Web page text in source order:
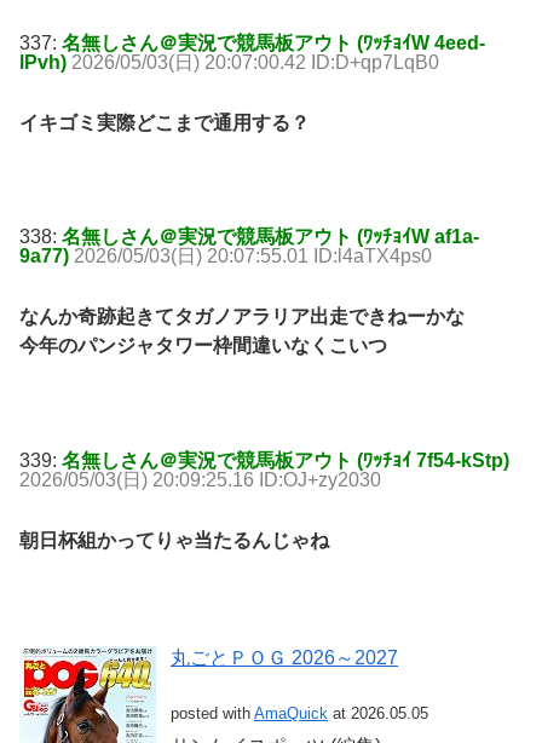
337: 名無しさん＠実況で競馬板アウト (ﾜｯﾁｮｲW 4eed-
lPvh) 2026/05/03(日) 20:07:00.42 ID:D+qp7LqB0
イキゴミ実際どこまで通用する？
338: 名無しさん＠実況で競馬板アウト (ﾜｯﾁｮｲW af1a-
9a77) 2026/05/03(日) 20:07:55.01 ID:l4aTX4ps0
なんか奇跡起きてタガノアラリア出走できねーかな
今年のパンジャタワー枠間違いなくこいつ
339: 名無しさん＠実況で競馬板アウト (ﾜｯﾁｮｲ 7f54-kStp)
2026/05/03(日) 20:09:25.16 ID:OJ+zy2030
朝日杯組かってりゃ当たるんじゃね
丸ごとＰＯＧ 2026～2027
posted with AmaQuick at 2026.05.05